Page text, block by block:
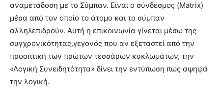
αναμετάδοση με το Σύμπαν. Είναι ο σύνδεσμος (Matrix)
μέσα από τον οποίο το άτομο και το σύμπαν
αλληλεπιδρούν. Αυτή η επικοινωνία γίνεται μέσω της
συγχρονικότητας,γεγονός που αν εξεταστεί από την
προοπτική των πρώτων τεσσάρων κυκλωμάτων, την
«Λογική Συνειδητότητα» δίνει την εντύπωση πως αψηφά
την λογική.